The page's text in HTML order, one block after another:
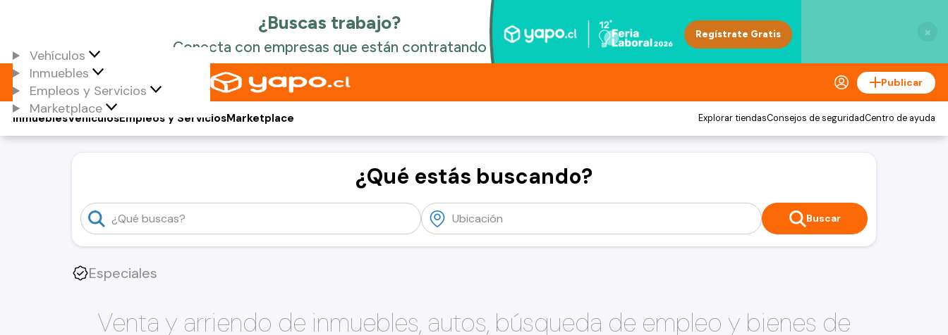
×
Vehículos
Inmuebles
Empleos y Servicios
Marketplace
Publicar
Vehículos
Inmuebles Empleos y ServiciosMarketplace Explorar tiendasConsejos de seguridadCentro de ayuda
¿Qué estás buscando?
Buscar
Especiales
Venta y arriendo de inmuebles, autos, búsqueda de empleo y bienes de